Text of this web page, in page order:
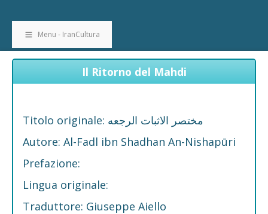
Menu - IranCultura
Il Ritorno del Mahdi
Titolo originale: مختصر الاثبات الرجعه
Autore: Al-Fadl ibn Shadhan An-Nishapūri
Prefazione:
Lingua originale:
Traduttore: Giuseppe Aiello